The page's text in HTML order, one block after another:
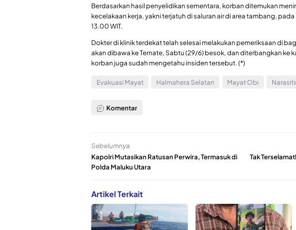
Berdasarkan hasil penyelidikan sementara, korban ditemukan
kecelakaan kerja, yakni terjatuh di saluran air di area tambang,
13.00 WIT.
Dokter di klinik terdekat telah selesai melakukan pemeriksaan di
akan dibawa ke Ternate, Sabtu (29/6) besok, dan diterbangkan ke
korban juga sudah mengetahu insiden tersebut. (*)
Evakuasi Mayat Halmahera Selatan Mayat Obi
Komentar
Sebelumnya
Kapolri Mutasikan Ratusan Perwira, Termasuk di
Polda Maluku Utara
Tak
Artikel Terkait